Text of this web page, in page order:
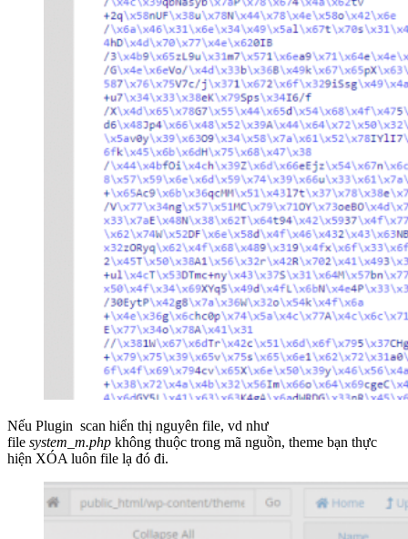
Nếu Plugin scan hiển thị nguyên file, vd như
file system_m.php không thuộc trong mã nguồn, theme bạn thực
hiện XÓA luôn file lạ đó đi.